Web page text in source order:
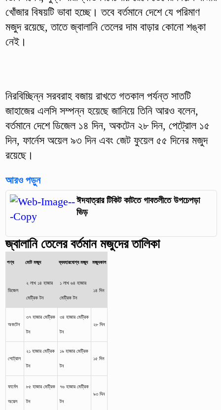
খোঁজার বিষয়টি ভাবা হচ্ছে। তবে বর্তমানে দেশে যে পরিমাণ
মজুদ রয়েছে, তাতে জ্বালানি তেলের দাম বাড়ার কোনো শঙ্কা
নেই।
নিরবিচ্ছিন্ন সরবরাহ বজায় রাখতে গতকাল পর্যন্ত সাতটি
জাহাজের এলসি সম্পন্ন হয়েছে জানিয়ে তিনি আরও বলেন,
বর্তমানে দেশে ডিজেল ১৪ দিন, অকটেন ২৮ দিন, পেট্রোল ১৫
দিন, ফার্নেস অয়েল ৯৩ দিন এবং জেট ফুয়েল ৫৫ দিনের মজুদ
রয়েছে।
আরও পড়ুন
ঈদযাত্রার টিকিট কাটতে গাবতলীতে উপচেপড়া
ভিড়
জ্বালানি তেলের বর্তমান মজুদের তালিকা
পণ্য মোট মজুদ ব্যবহারযোগ্য মজুদ মজুদকাল
ডিজেল
২ লাখ ১৪ হাজার
মেট্রিক টন
১ লাখ ৬৪ হাজার
মেট্রিক টন
১৪ দিন
অকটেন
৩৭ হাজার মেট্রিক
টন
৩৪ হাজার মেট্রিক
টন
২৮ দিন
পেট্রোল
২১ হাজার মেট্রিক
টন
১৯ হাজার মেট্রিক
টন
১৫ দিন
ফার্নেস
অয়েল
৮৫ হাজার মেট্রিক
টন
৭৬ হাজার মেট্রিক
টন
৯৩ দিন